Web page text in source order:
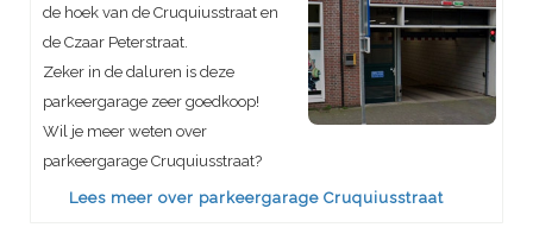
de hoek van de Cruquiusstraat en
de Czaar Peterstraat.
Zeker in de daluren is deze
parkeergarage zeer goedkoop!
Wil je meer weten over
parkeergarage Cruquiusstraat?
Lees meer over parkeergarage Cruquiusstraat